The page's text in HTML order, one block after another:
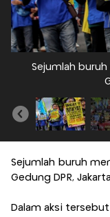
Sejumlah
Sejumlah buruh
Gedung DPR,
Dalam aksi